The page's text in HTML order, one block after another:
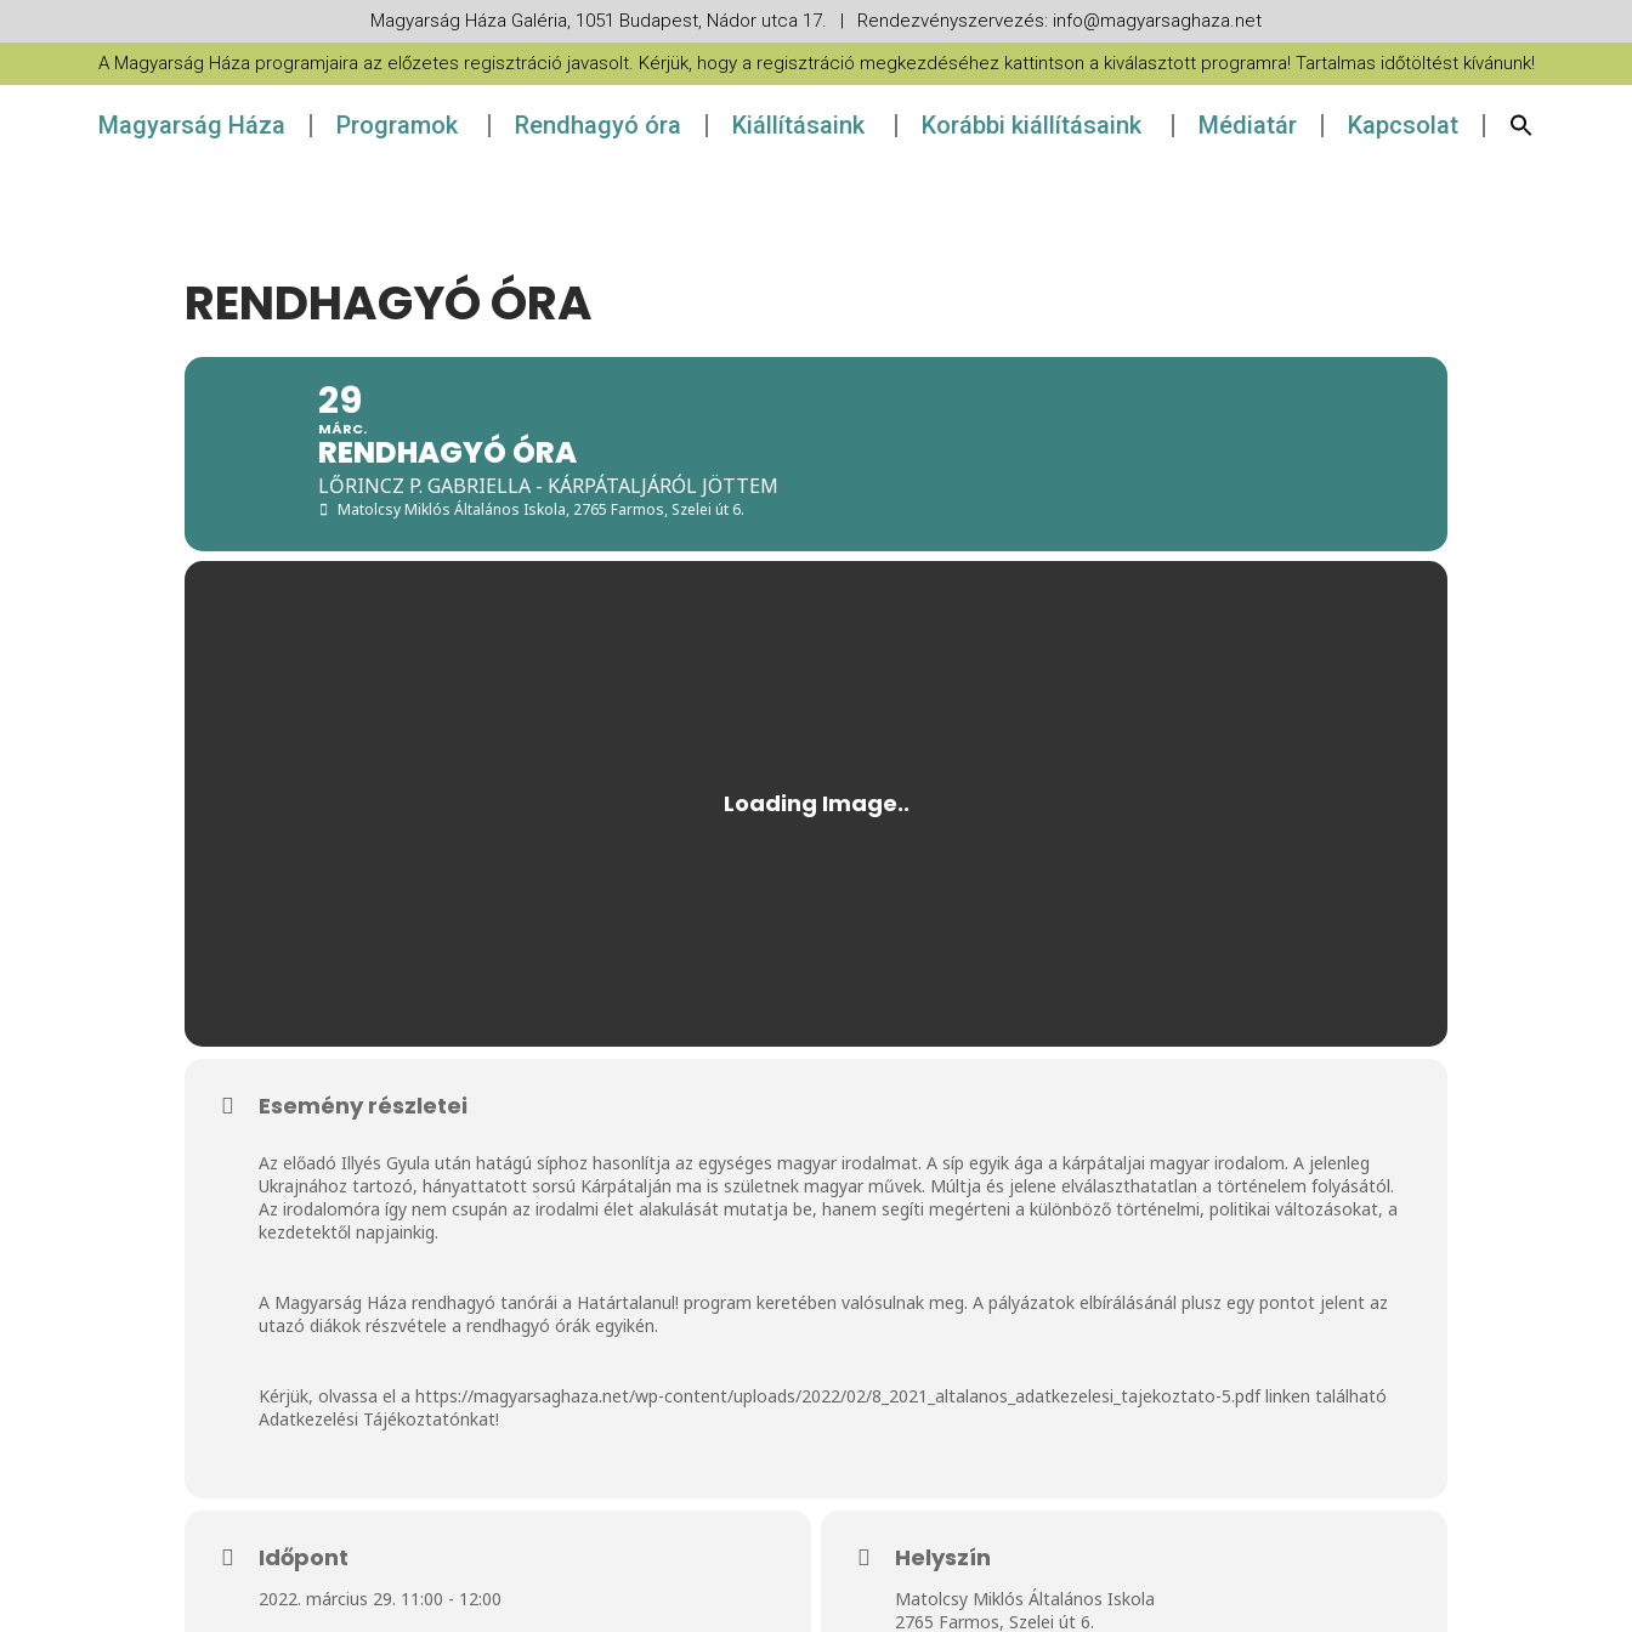
Magyarság Háza Galéria, 1051 Budapest, Nádor utca 17. | Rendezvényszervezés: info@magyarsaghaza.net
A Magyarság Háza programjaira az előzetes regisztráció javasolt. Kérjük, hogy a regisztráció megkezdéséhez kattintson a kiválasztott programra! Tartalmas időtöltést kívánunk!
Magyarság Háza Programok Rendhagyó óra Kiállításaink Korábbi kiállításaink Médiatár Kapcsolat
RENDHAGYÓ ÓRA
29
MÁRC.
RENDHAGYÓ ÓRA
LŐRINCZ P. GABRIELLA - KÁRPÁTALJÁRÓL JÖTTEM
Matolcsy Miklós Általános Iskola, 2765 Farmos, Szelei út 6.
Esemény részletei
Az előadó Illyés Gyula után hatágú síphoz hasonlítja az egységes magyar irodalmat. A síp egyik ága a kárpátaljai magyar irodalom. A jelenleg
Ukrajnához tartozó, hányattatott sorsú Kárpátalján ma is születnek magyar művek. Múltja és jelene elválaszthatatlan a történelem folyásától.
Az irodalomóra így nem csupán az irodalmi élet alakulását mutatja be, hanem segíti megérteni a különböző történelmi, politikai változásokat, a
kezdetektől napjainkig.
A Magyarság Háza rendhagyó tanórái a Határtalanul! program keretében valósulnak meg. A pályázatok elbírálásánál plusz egy pontot jelent az
utazó diákok részvétele a rendhagyó órák egyikén.
Kérjük, olvassa el a https://magyarsaghaza.net/wp-content/uploads/2022/02/8_2021_altalanos_adatkezelesi_tajekoztato-5.pdflinken található
Adatkezelési Tájékoztatónkat!
Időpont
2022. március 29. 11:00 - 12:00
Helyszín
Matolcsy Miklós Általános Iskola
2765 Farmos, Szelei út 6.